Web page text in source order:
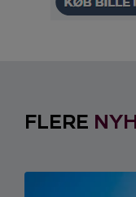
FLERE